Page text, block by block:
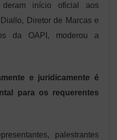
início oficial aos
Diretor de Marcas e
da OAPI, moderou a
e juridicamente é
para os requerentes
palestrantes